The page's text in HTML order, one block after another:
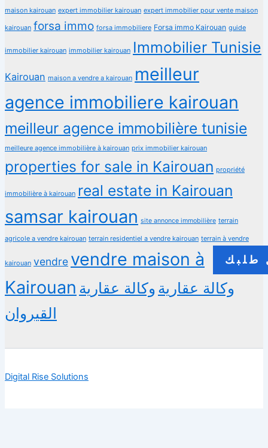
طلبك
maison kairouan expert immobilier kairouan expert immobilier pour vente maison
kairouan forsa immo forsa immobiliere Forsa immo Kairouan guide
immobilier kairouan immobilier kairouan Immobilier Tunisie
Kairouan maison a vendre a kairouan meilleur
agence immobiliere kairouan
meilleur agence immobilière tunisie
meilleure agence immobilière à kairouan prix immobilier kairouan
properties for sale in Kairouan propriété
immobilière à kairouan real estate in Kairouan
samsar kairouan site annonce immobilière terrain
agricole a vendre kairouan terrain residentiel a vendre kairouan terrain à vendre
kairouan vendre vendre maison à
Kairouan
وكالة عقارية وكالة عقارية
القيروان
Digital Rise Solutions